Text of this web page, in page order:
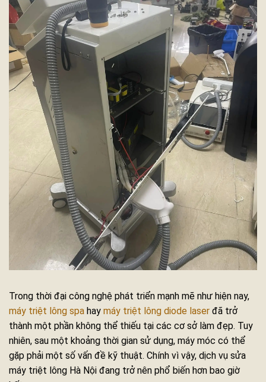
Trong thời đại công nghệ phát triển mạnh mẽ như hiện nay,
máy triệt lông spa hay máy triệt lông diode laser đã trở
thành một phần không thể thiếu tại các cơ sở làm đẹp. Tuy
nhiên, sau một khoảng thời gian sử dụng, máy móc có thể
gặp phải một số vấn đề kỹ thuật. Chính vì vậy, dịch vụ sửa
máy triệt lông Hà Nội đang trở nên phổ biến hơn bao giờ